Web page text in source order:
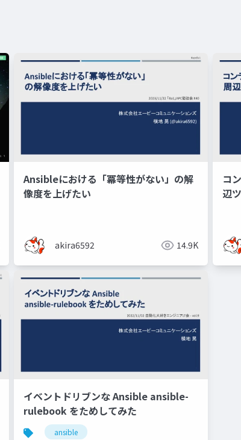
Ansibleにおける「冪等性がない」の解
像度を上げたい
akira6592 14.9K
コ
辺
イベントドリブンな Ansible ansible-
rulebook をためしてみた
ansible